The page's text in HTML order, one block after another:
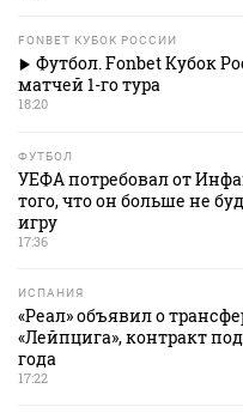
FONBET КУБОК РОССИИ
Футбол. Fonbet Кубок
матчей 1-го тура
18:20
ФУТБОЛ
УЕФА потребовал от
того, что он больше не
игру
17:36
ИСПАНИЯ
«Реал» объявил о
«Лейпцига», контракт
года
17:22